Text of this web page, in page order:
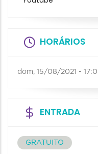
HORÁRIOS
dom, 15/08/2021 -
ENTRADA
GRATUITO